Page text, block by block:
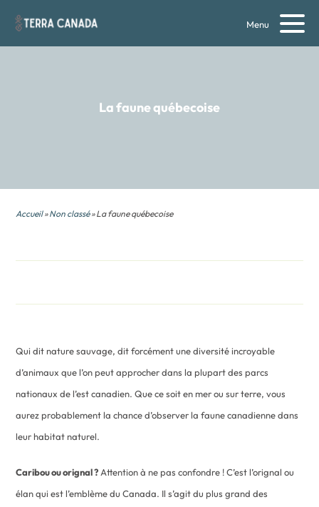
Menu
La faune québecoise
Accueil»Non classé» La faune québecoise
Qui dit nature sauvage, dit forcément une diversité incroyable
d’animaux que l’on peut approcher dans la plupart des parcs
nationaux de l’est canadien. Que ce soit en mer ou sur terre, vous
aurez probablement la chance d’observer la faune canadienne dans
leur habitat naturel.
Caribou ou orignal ? Attention à ne pas confondre ! C’est l’orignal ou
élan qui est l’emblème du Canada. Il s’agit du plus grand des